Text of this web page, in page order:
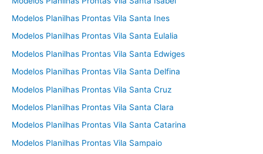
Modelos Planilhas Prontas Vila Santa Ines
Modelos Planilhas Prontas Vila Santa Eulalia
Modelos Planilhas Prontas Vila Santa Edwiges
Modelos Planilhas Prontas Vila Santa Delfina
Modelos Planilhas Prontas Vila Santa Cruz
Modelos Planilhas Prontas Vila Santa Clara
Modelos Planilhas Prontas Vila Santa Catarina
Modelos Planilhas Prontas Vila Sampaio